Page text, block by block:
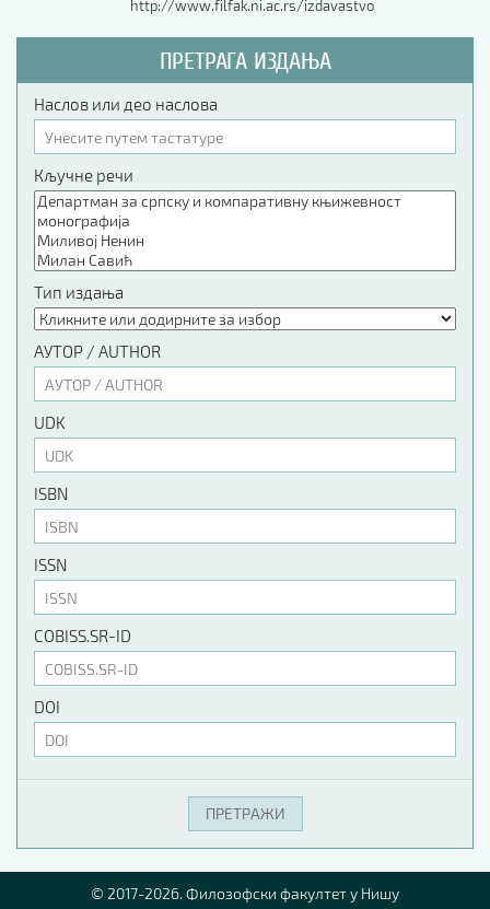
http://www.filfak.ni.ac.rs/izdavastvo
ПРЕТРАГА ИЗДАЊА
Наслов или део наслова
Кључне речи
Тип издања
АУТОР / AUTHOR
UDK
ISBN
ISSN
COBISS.SR-ID
DOI
© 2017-2026. Филозофски факултет у Нишу